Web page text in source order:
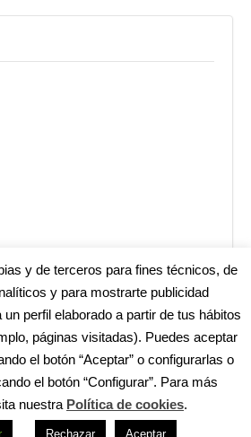
cosa? Echa un vistazo encadiz.es|
|Accesibilidad| Política de
completo):
y de terceros para fines técnicos, de
y para mostrarte publicidad
perfil elaborado a partir de tus hábitos
páginas visitadas). Puedes aceptar
el botón “Aceptar” o configurarlas o
el botón “Configurar”. Para más
nuestra Política de cookies.
Rechazar Aceptar